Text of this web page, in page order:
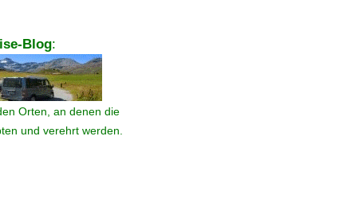
Blog:
Orten, an denen die
und verehrt werden.